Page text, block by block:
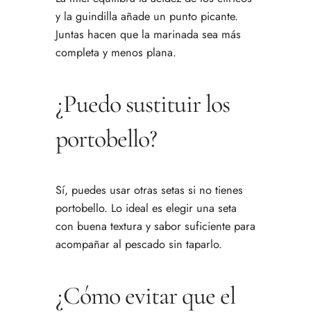
y la guindilla añade un punto picante.
Juntas hacen que la marinada sea más
completa y menos plana.
¿Puedo sustituir los
portobello?
Sí, puedes usar otras setas si no tienes
portobello. Lo ideal es elegir una seta
con buena textura y sabor suficiente para
acompañar al pescado sin taparlo.
¿Cómo evitar que el